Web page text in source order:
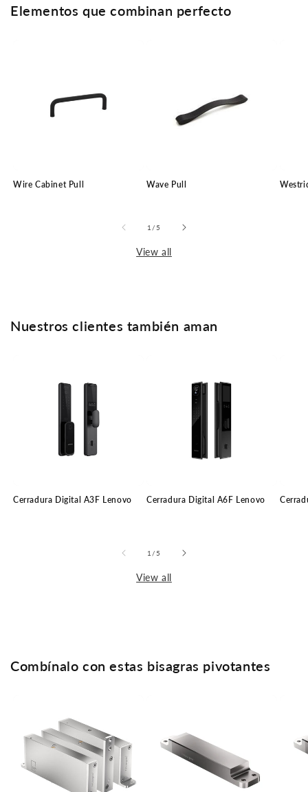
Elementos que combinan perfecto
Wire Cabinet Pull Wave Pull
1 /of5
View all
Nuestros clientes también aman
Cerradura Digital A3F Lenovo Cerradura Digital A6F Lenovo
1 /of5
View all
Combínalo con estas bisagras pivotantes